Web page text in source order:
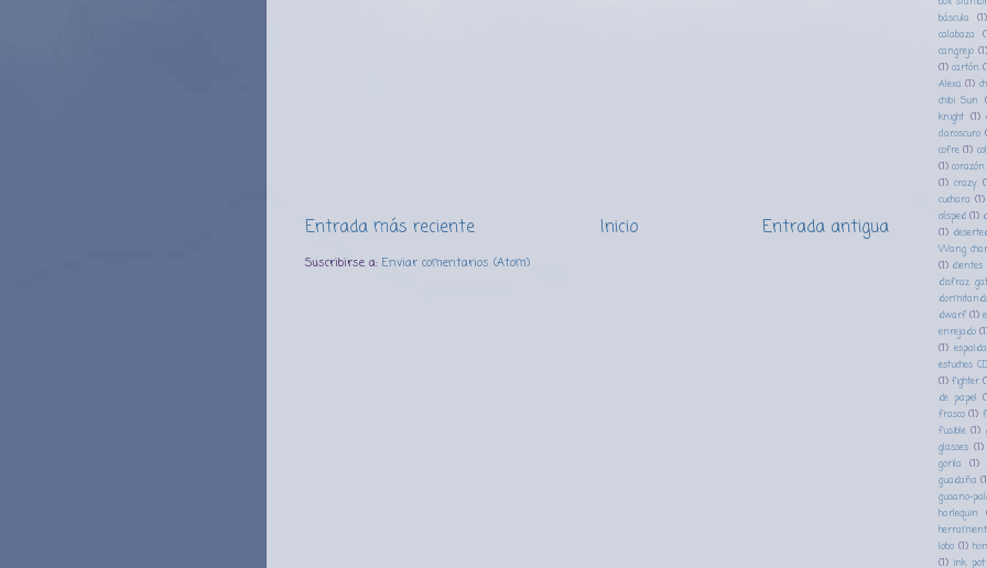
Entrada más reciente Entrada antigua
Inicio
Suscribirse a: Enviar comentarios (Atom)
báscula (1)
calabaza
cangrejo (1)
(1) cartón
Alexa (1)
chibi Sun
knight (1)
claroscuro
cofre (1)
(1) corazón
(1) crazy
cuchara (1)
césped (1)
(1)
Wang
(1) dientes
disfraz
dwarf (1)
enrejado
(1)
estuches CD
(1) fighter
de papel
frasco (1)
fusible (1)
glasses (1)
gorila (1)
guadaña
gusano-
harlequin
lobo (1)
(1) ink pot